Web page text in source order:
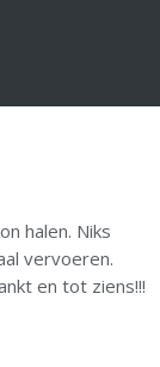
halen. Niks
vervoeren.
en tot ziens!!!